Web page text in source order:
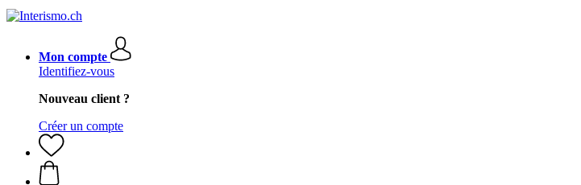
Mon compte
Identifiez-vous
Nouveau client ?
Créer un compte